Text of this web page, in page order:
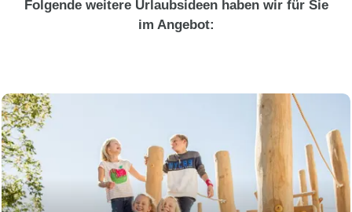
Folgende weitere Urlaubsideen haben wir für Sie
im Angebot: